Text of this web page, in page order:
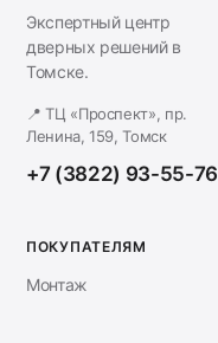
Экспертный центр
дверных решений в
Томске.
📍 ТЦ «Проспект», пр.
Ленина, 159, Томск
+7 (3822) 93-55-76
ПОКУПАТЕЛЯМ
Монтаж